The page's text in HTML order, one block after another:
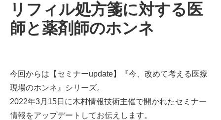
リフィル処方箋に対する医
師と薬剤師のホンネ
今回からは【セミナーupdate】『今、改めて考える医療
現場のホンネ』シリーズ。
2022年3月15日に木村情報技術主催で開かれたセミナー
情報をアップデートしてお伝えします。